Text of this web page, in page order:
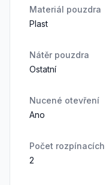
Materiál pouzdra
Plast
Nátěr pouzdra
Ostatní
Nucené otevření
Ano
Počet
2